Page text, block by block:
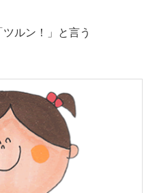
ルン！」と言う